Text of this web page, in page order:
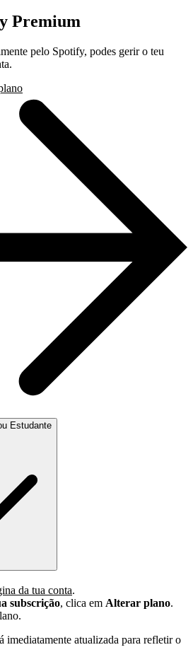
Premium
pelo Spotify, podes gerir o teu
Estudante
da tua conta.
subscrição, clica em Alterar plano.
imediatamente atualizada para refletir o